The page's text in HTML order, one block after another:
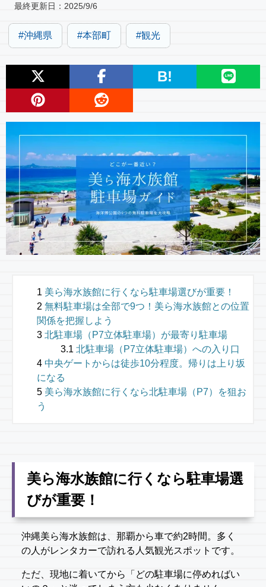
最終更新日： 2025/9/6
沖縄県 本部町 観光
B!
美ら海水族館に行くなら駐車場選びが重要！
無料駐車場は全部で9つ！美ら海水族館との位置
関係を把握しよう
北駐車場（P7立体駐車場）が最寄り駐車場
北駐車場（P7立体駐車場）への入り口
中央ゲートからは徒歩10分程度。帰りは上り坂
になる
美ら海水族館に行くなら北駐車場（P7）を狙お
う
美ら海水族館に行くなら駐車場選
びが重要！
沖縄美ら海水族館は、那覇から車で約2時間。多く
の人がレンタカーで訪れる人気観光スポットです。
ただ、現地に着いてから「どの駐車場に停めればい